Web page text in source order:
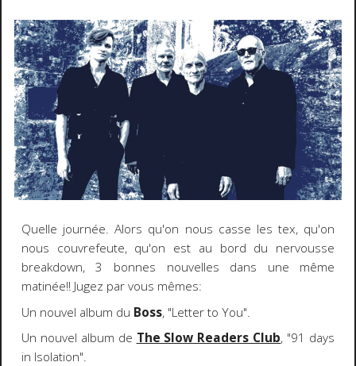
Quelle journée. Alors qu'on nous casse les tex, qu'on
nous couvrefeute, qu'on est au bord du nervousse
breakdown, 3 bonnes nouvelles dans une même
matinée!! Jugez par vous mêmes:
Un nouvel album du Boss, "Letter to You".
Un nouvel album de The Slow Readers Club, "91 days
in Isolation".